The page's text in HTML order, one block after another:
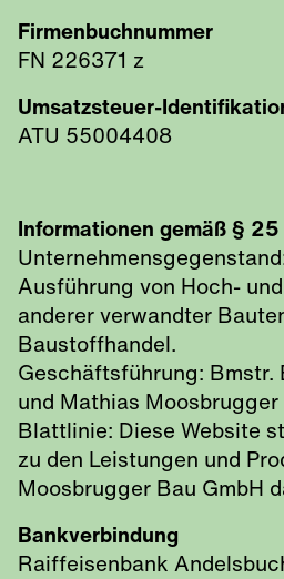
Firmenbuchnummer
FN 226371 z
Umsatzsteuer-
ATU 55004408
Informationen gemäß § 25
Ausführung von Hoch-
anderer verwandter
Baustoffhandel.
Geschäftsführung: Bmstr.
und Mathias Moosbrugger
Blattlinie: Diese Website
zu den Leistungen und
Moosbrugger Bau GmbH
Bankverbindung
Raiffeisenbank